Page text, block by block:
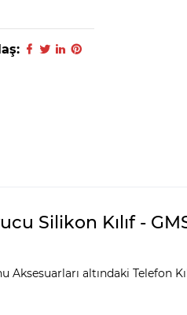
Silikon Kılıf -
altındaki Telefon